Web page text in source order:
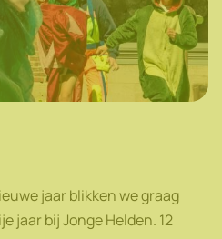
jaar blikken we graag
jaar bij Jonge Helden. 12